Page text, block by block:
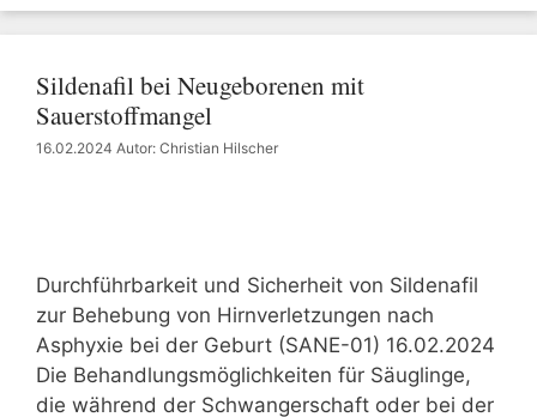
Sildenafil bei Neugeborenen mit
Sauerstoffmangel
16.02.2024 Autor: Christian Hilscher
Durchführbarkeit und Sicherheit von Sildenafil
zur Behebung von Hirnverletzungen nach
Asphyxie bei der Geburt (SANE-01) 16.02.2024
Die Behandlungsmöglichkeiten für Säuglinge,
die während der Schwangerschaft oder bei der